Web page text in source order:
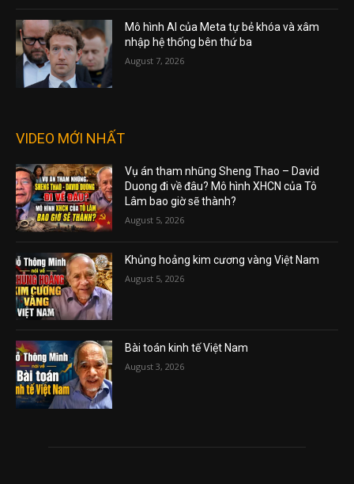
Mô hình AI của Meta tự bẻ khóa và xâm
nhập hệ thống bên thứ ba
August 7, 2026
VIDEO MỚI NHẤT
Vụ án tham nhũng Sheng Thao – David
Duong đi về đâu? Mô hình XHCN của Tô
Lâm bao giờ sẽ thành?
August 5, 2026
Khủng hoảng kim cương vàng Việt Nam
August 5, 2026
Bài toán kinh tế Việt Nam
August 3, 2026